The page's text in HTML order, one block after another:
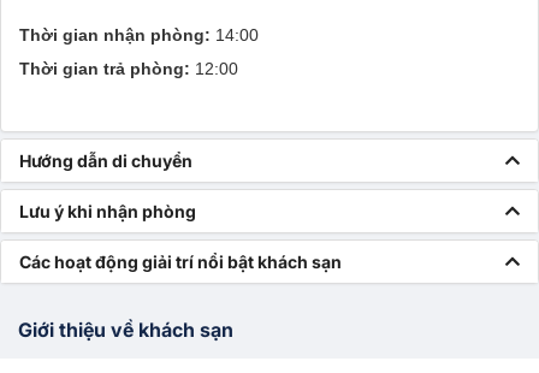
Thời gian nhận phòng: 14:00
Thời gian trả phòng: 12:00
Hướng dẫn di chuyển
Lưu ý khi nhận phòng
Các hoạt động giải trí nổi bật khách sạn
Giới thiệu về khách sạn